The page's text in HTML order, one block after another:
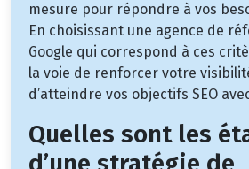
mesure pour répondre à vos
En choisissant une agence de
Google qui correspond à ces
la voie de renforcer votre
d’atteindre vos objectifs SEO
Quelles sont les